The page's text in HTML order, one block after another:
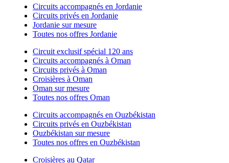
Circuits accompagnés en Jordanie
Circuits privés en Jordanie
Jordanie sur mesure
Toutes nos offres Jordanie
Circuit exclusif spécial 120 ans
Circuits accompagnés à Oman
Circuits privés à Oman
Croisières à Oman
Oman sur mesure
Toutes nos offres Oman
Circuits accompagnés en Ouzbékistan
Circuits privés en Ouzbékistan
Ouzbékistan sur mesure
Toutes nos offres en Ouzbékistan
Croisières au Qatar